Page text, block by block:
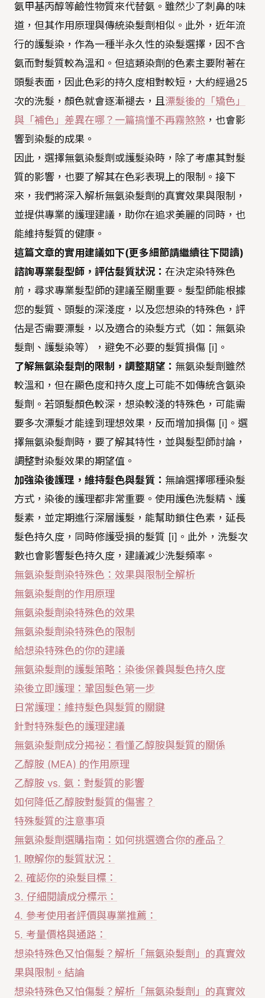
氨甲基丙醇等鹼性物質來代替氨。雖然少了刺鼻的味
道，但其作用原理與傳統染髮劑相似。此外，近年流
行的護髮染，作為一種半永久性的染髮選擇，因不含
氨而對髮質較為溫和。但這類染劑的色素主要附著在
頭髮表面，因此色彩的持久度相對較短，大約經過25
次的洗髮，顏色就會逐漸褪去，且漂髮後的「矯色」
與「補色」差異在哪？一篇搞懂不再霧煞煞 ，也會影
響到染髮的成果。
因此，選擇無氨染髮劑或護髮染時，除了考慮其對髮
質的影響，也要了解其在色彩表現上的限制。接下
來，我們將深入解析無氨染髮劑的真實效果與限制，
並提供專業的護理建議，助你在追求美麗的同時，也
能維持髮質的健康。
這篇文章的實用建議如下(更多細節請繼續往下閱讀)
諮詢專業髮型師，評估髮質狀況： 在決定染特殊色
前，尋求專業髮型師的建議至關重要。髮型師能根據
您的髮質、頭髮的深淺度，以及您想染的特殊色，評
估是否需要漂髮，以及適合的染髮方式（如：無氨染
髮劑、護髮染等），避免不必要的髮質損傷 [i]。
了解無氨染髮劑的限制，調整期望： 無氨染髮劑雖然
較溫和，但在顯色度和持久度上可能不如傳統含氨染
髮劑。若頭髮顏色較深，想染較淺的特殊色，可能需
要多次漂髮才能達到理想效果，反而增加損傷 [i]。選
擇無氨染髮劑時，要了解其特性，並與髮型師討論，
調整對染髮效果的期望值。
加強染後護理，維持髮色與髮質： 無論選擇哪種染髮
方式，染後的護理都非常重要。使用護色洗髮精、護
髮素，並定期進行深層護髮，能幫助鎖住色素，延長
髮色持久度，同時修護受損的髮質 [i]。此外，洗髮次
數也會影響髮色持久度，建議減少洗髮頻率。
無氨染髮劑染特殊色：效果與限制全解析
無氨染髮劑的作用原理
無氨染髮劑染特殊色的效果
無氨染髮劑染特殊色的限制
給想染特殊色的你的建議
無氨染髮劑的護髮策略：染後保養與髮色持久度
染後立即護理：鞏固髮色第一步
日常護理：維持髮色與髮質的關鍵
針對特殊髮色的護理建議
無氨染髮劑成分揭祕：看懂乙醇胺與髮質的關係
乙醇胺 (MEA) 的作用原理
乙醇胺 vs. 氨：對髮質的影響
如何降低乙醇胺對髮質的傷害？
特殊髮質的注意事項
無氨染髮劑選購指南：如何挑選適合你的產品？
1. 瞭解你的髮質狀況：
2. 確認你的染髮目標：
3. 仔細閱讀成分標示：
4. 參考使用者評價與專業推薦：
5. 考量價格與通路：
想染特殊色又怕傷髮？解析「無氨染髮劑」的真實效
果與限制。結論
想染特殊色又怕傷髮？解析「無氨染髮劑」的真實效